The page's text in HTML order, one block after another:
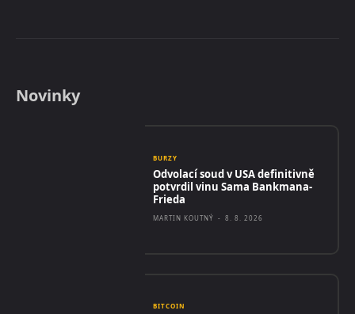
Novinky
BURZY
Odvolací soud v USA definitivně
potvrdil vinu Sama Bankmana-
Frieda
MARTIN KOUTNÝ - 8. 8. 2026
BITCOIN